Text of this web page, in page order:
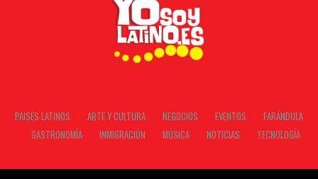
PAISES LATINOS ARTE Y CULTURA NEGOCIOS EVENTOS
FARÁNDULA
GASTRONOMÍA
INMIGRACIÓN MÚSICA NOTICIAS TECNOLOGÍA